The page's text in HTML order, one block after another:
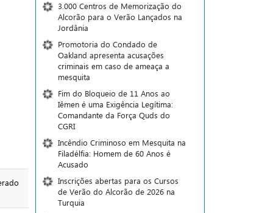
3.000 Centros de Memorização do
Alcorão para o Verão Lançados na
Jordânia
Promotoria do Condado de
Oakland apresenta acusações
criminais em caso de ameaça a
mesquita
Fim do Bloqueio de 11 Anos ao
Iêmen é uma Exigência Legítima:
Comandante da Força Quds do
CGRI
Incêndio Criminoso em Mesquita na
Filadélfia: Homem de 60 Anos é
Acusado
Inscrições abertas para os Cursos
de Verão do Alcorão de 2026 na
Turquia